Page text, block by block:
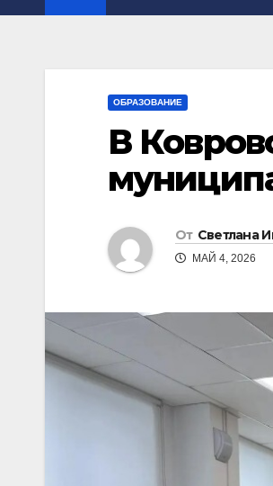
ОБРАЗОВАНИЕ
В
От Светлана
МАЙ 4, 2026